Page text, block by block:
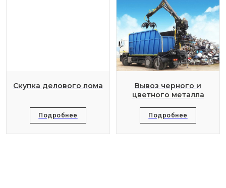
Скупка делового лома
Подробнее
Вывоз черного и
цветного металла
Подробнее